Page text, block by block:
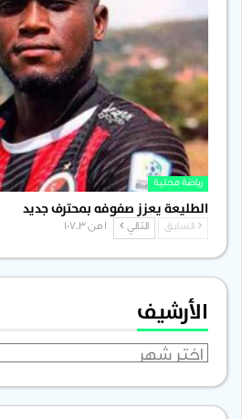
رياضة محلية
الطليعة يعزز صفوفه بمحترف جديد
السابق التالي
الأرشيف
الأرشيف